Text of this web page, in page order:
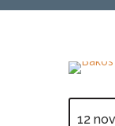
12 nov